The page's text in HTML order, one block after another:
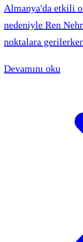
Almanya'da etkili
nedeniyle Ren
noktalara
ekonomisini ciddi
Devamını oku